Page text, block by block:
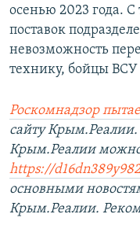
осенью 2023 года. С
поставок
невозможность
технику, бойцы
Роскомнадзор
сайту Крым.Реалии.
Крым.Реалии
https://
основными
Крым.Реалии.